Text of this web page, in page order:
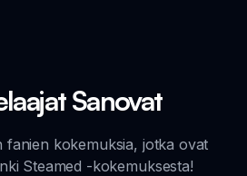
Sanovat
fanien kokemuksia, jotka ovat
Steamed -kokemuksesta!